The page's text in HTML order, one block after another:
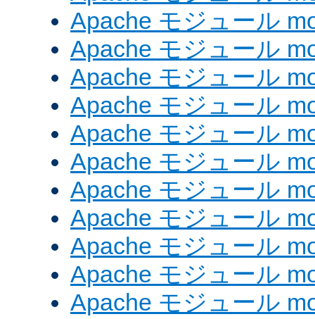
Apache モジュール
Apache モジュール
Apache モジュール
Apache モジュール
Apache モジュール
Apache モジュール
Apache モジュール
Apache モジュール
Apache モジュール
Apache モジュール
Apache モジュール